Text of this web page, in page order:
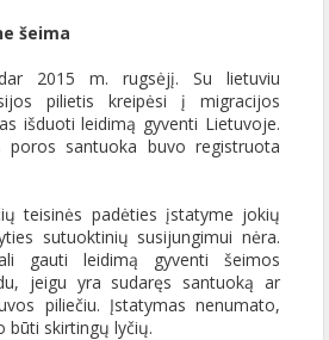
šeima
2015 m. rugsėjį. Su lietuviu
pilietis kreipėsi į migracijos
išduoti leidimą gyventi Lietuvoje.
poros santuoka buvo registruota
teisinės padėties įstatyme jokių
sutuoktinių susijungimui nėra.
gauti leidimą gyventi šeimos
jeigu yra sudaręs santuoką ar
piliečiu. Įstatymas nenumato,
būti skirtingų lyčių.